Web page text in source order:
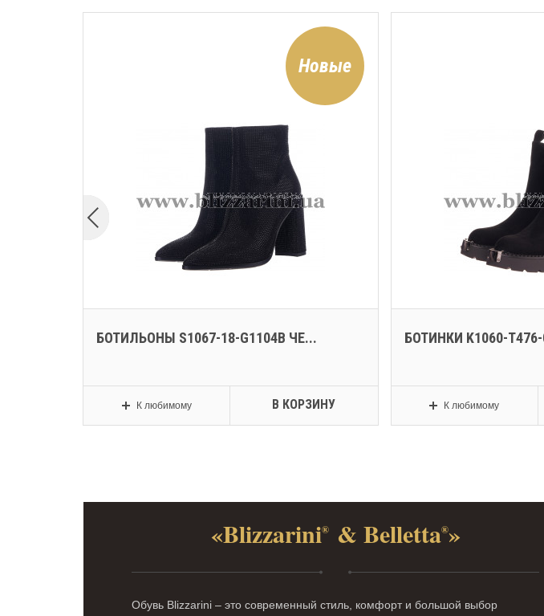
Новые
БОТИЛЬОНЫ S1067-18-G1104B ЧЕ...
К любимому В КОРЗИНУ
БОТИНКИ K1060-
К любимому
«Blizzarini®& Belletta®»
Обувь Blizzarini – это современный стиль, комфорт и большой выбор